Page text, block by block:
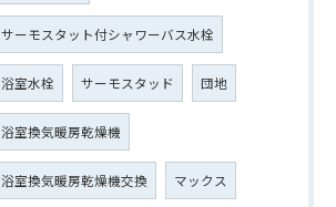
サーモスタット付シャワーバス水栓
浴室水栓 サーモスタッド 団地
浴室換気暖房乾燥機
浴室換気暖房乾燥機交換 マックス